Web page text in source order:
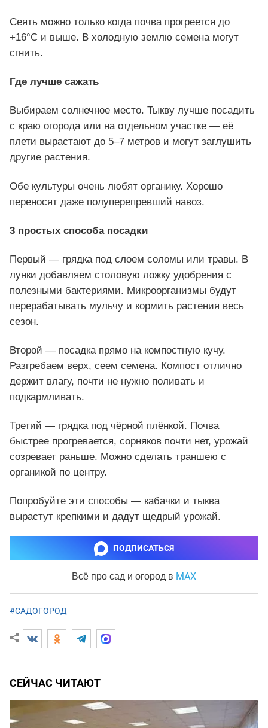
Сеять можно только когда почва прогреется до
+16°C и выше. В холодную землю семена могут
сгнить.
Где лучше сажать
Выбираем солнечное место. Тыкву лучше посадить
с краю огорода или на отдельном участке — её
плети вырастают до 5–7 метров и могут заглушить
другие растения.
Обе культуры очень любят органику. Хорошо
переносят даже полуперепревший навоз.
3 простых способа посадки
Первый — грядка под слоем соломы или травы. В
лунки добавляем столовую ложку удобрения с
полезными бактериями. Микроорганизмы будут
перерабатывать мульчу и кормить растения весь
сезон.
Второй — посадка прямо на компостную кучу.
Разгребаем верх, сеем семена. Компост отлично
держит влагу, почти не нужно поливать и
подкармливать.
Третий — грядка под чёрной плёнкой. Почва
быстрее прогревается, сорняков почти нет, урожай
созревает раньше. Можно сделать траншею с
органикой по центру.
Попробуйте эти способы — кабачки и тыква
вырастут крепкими и дадут щедрый урожай.
ПОДПИСАТЬСЯ
Всё про сад и огород в MAX
#САДОГОРОД
СЕЙЧАС ЧИТАЮТ